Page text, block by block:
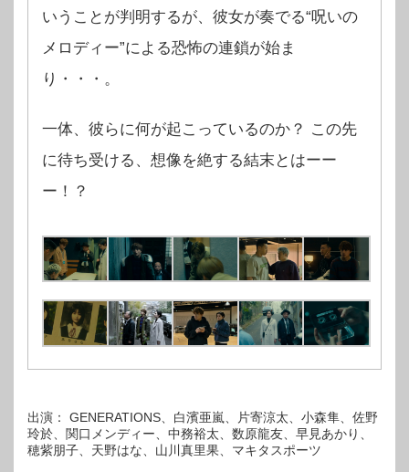
いうことが判明するが、彼女が奏でる“呪いの
メロディー”による恐怖の連鎖が始ま
り・・・。
一体、彼らに何が起こっているのか？ この先
に待ち受ける、想像を絶する結末とはーー
ー！？
出演： GENERATIONS、白濱亜嵐、片寄涼太、小森隼、佐野
玲於、関口メンディー、中務裕太、数原龍友、早見あかり、
穂紫朋子、天野はな、山川真里果、マキタスポーツ